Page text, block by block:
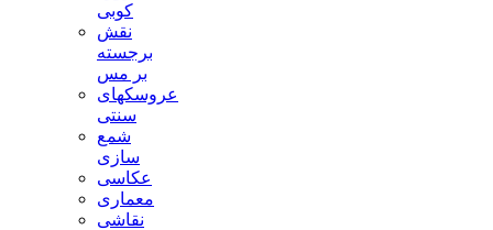
کوبی
نقش
برجسته
بر مس
عروسکهای
سنتی
شمع
سازی
عکاسی
معماری
نقاشی